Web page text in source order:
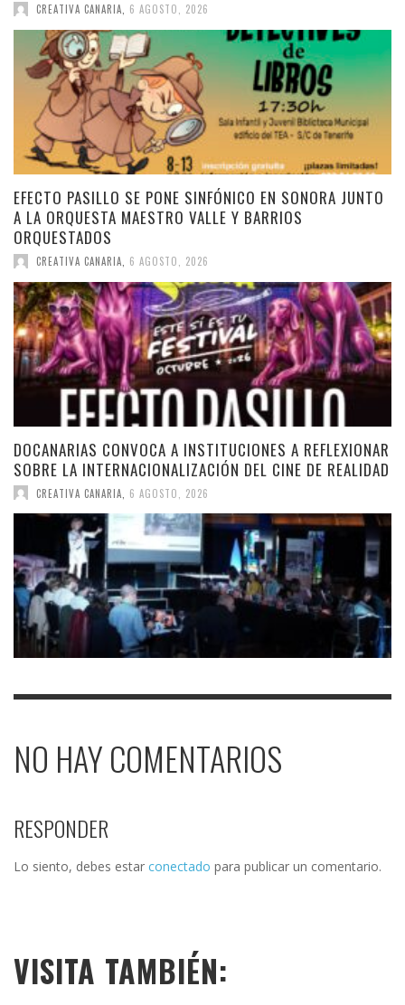
CREATIVA CANARIA 6 AGOSTO, 2026
EFECTO PASILLO SE PONE SINFÓNICO EN SONORA JUNTO
A LA ORQUESTA MAESTRO VALLE Y BARRIOS
ORQUESTADOS
CREATIVA CANARIA 6 AGOSTO, 2026
DOCANARIAS CONVOCA A INSTITUCIONES A REFLEXIONAR
SOBRE LA INTERNACIONALIZACIÓN DEL CINE DE REALIDAD
CREATIVA CANARIA 6 AGOSTO, 2026
NO HAY COMENTARIOS
RESPONDER
Lo siento, debes estar conectado para publicar un comentario.
VISITA TAMBIÉN: